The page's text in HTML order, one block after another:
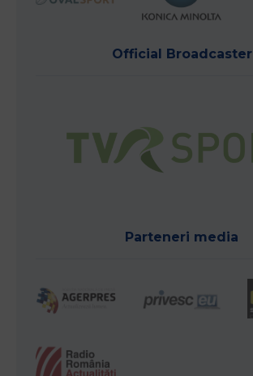
Official Broadcaster
Parteneri media